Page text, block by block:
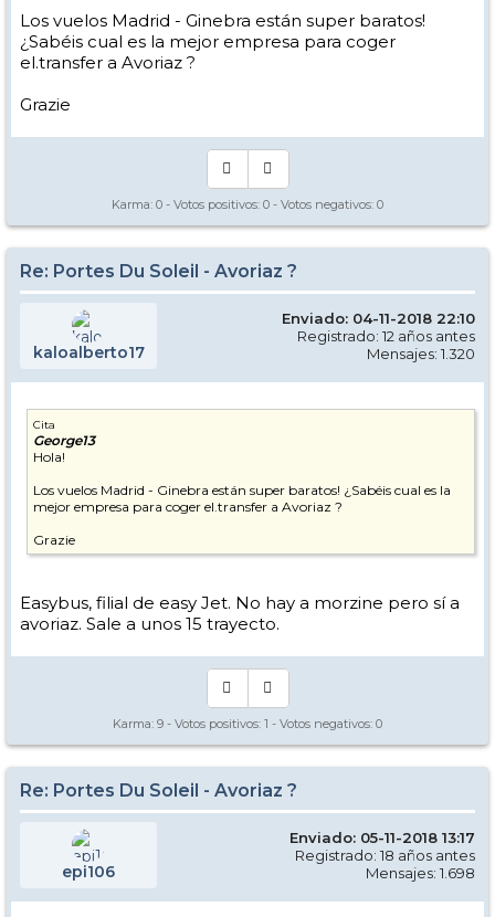
Los vuelos Madrid - Ginebra están super baratos!
¿Sabéis cual es la mejor empresa para coger
el.transfer a Avoriaz ?
Grazie
Karma: 0 - Votos positivos: 0 - Votos negativos: 0
Re: Portes Du Soleil - Avoriaz ?
kaloalberto17
Enviado: 04-11-2018 22:10
Registrado: 12 años antes
Mensajes: 1.320
Cita
George13
Hola!
Los vuelos Madrid - Ginebra están super baratos! ¿Sabéis cual es la
mejor empresa para coger el.transfer a Avoriaz ?
Grazie
Easybus, filial de easy Jet. No hay a morzine pero sí a
avoriaz. Sale a unos 15 trayecto.
Karma: 9 - Votos positivos: 1 - Votos negativos: 0
Re: Portes Du Soleil - Avoriaz ?
epi106
Enviado: 05-11-2018 13:17
Registrado: 18 años antes
Mensajes: 1.698